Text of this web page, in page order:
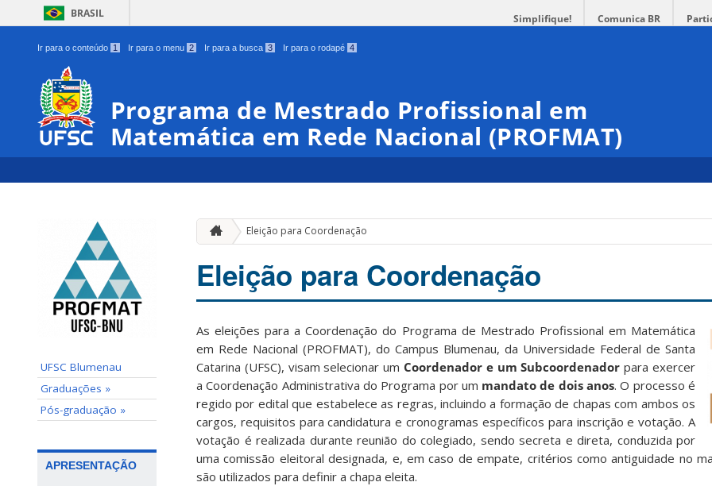
BRASIL Simplifique! Comunica BR
Ir para o conteúdo 1 Ir para o menu 2 Ir para a busca 3 Ir para o rodapé 4
Programa de Mestrado Profissional em
Matemática em Rede Nacional (PROFMAT)
UFSC Blumenau
Graduações »
Pós-graduação »
APRESENTAÇÃO
Eleição para Coordenação
Eleição para Coordenação
As eleições para a Coordenação do Programa de Mestrado Profissional em Matemática
em Rede Nacional (PROFMAT), do Campus Blumenau, da Universidade Federal de Santa
Catarina (UFSC), visam selecionar um Coordenador e um Subcoordenador para exercer
a Coordenação Administrativa do Programa por um mandato de dois anos. O processo é
regido por edital que estabelece as regras, incluindo a formação de chapas com ambos os
cargos, requisitos para candidatura e cronogramas específicos para inscrição e votação. A
votação é realizada durante reunião do colegiado, sendo secreta e direta, conduzida por
uma comissão eleitoral designada, e, em caso de empate, critérios como antiguidade no
são utilizados para definir a chapa eleita.